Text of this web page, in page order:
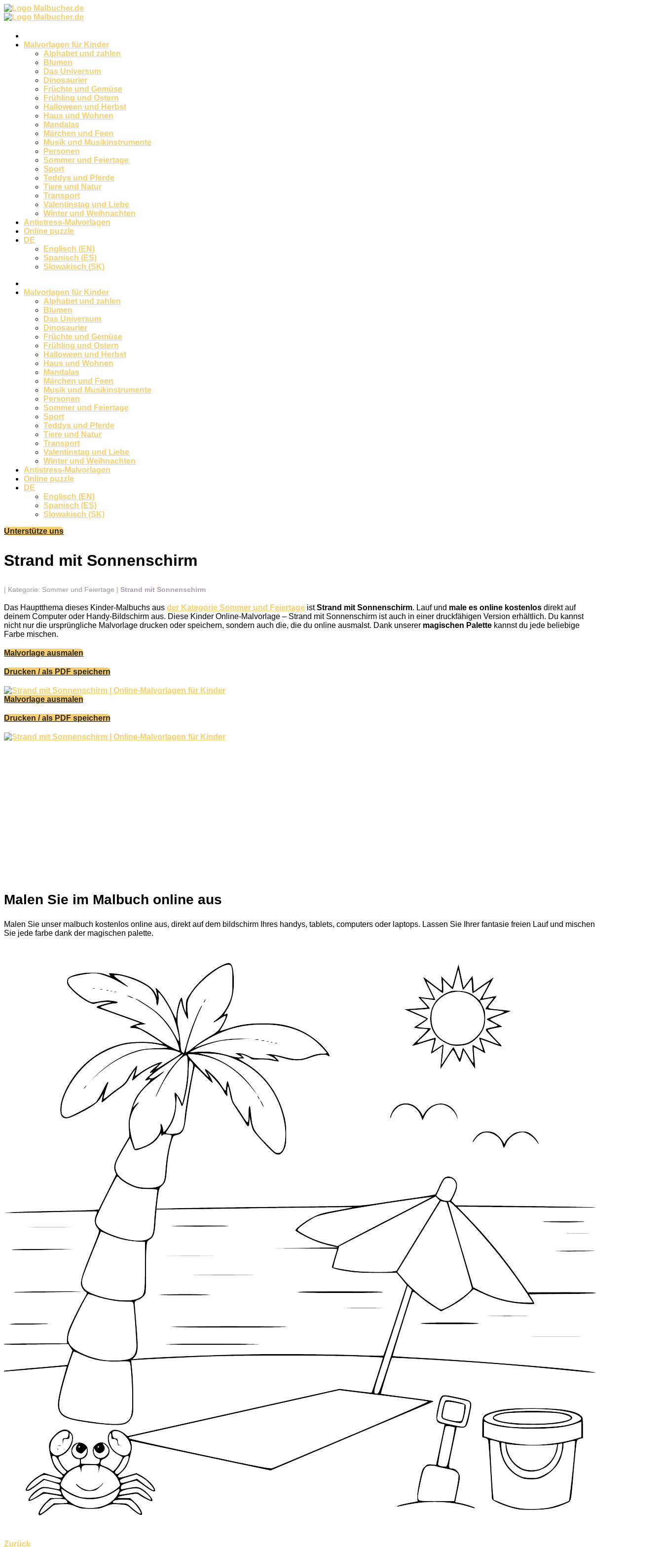
Zum
Inhalt
Malvorlagen für Kinder
Alphabet und zahlen
Blumen
Das Universum
Dinosaurier
Früchte und Gemüse
Frühling und Ostern
Halloween und Herbst
Haus und Wohnen
Mandalas
Märchen und Feen
Musik und Musikinstrumente
Personen
Sommer und Feiertage
Sport
Teddys und Pferde
Tiere und Natur
Transport
Valentinstag und Liebe
Winter und Weihnachten
Antistress-Malvorlagen
Online puzzle
DE
Englisch (EN)
Spanisch (ES)
Slowakisch (SK)
Malvorlagen für Kinder
Alphabet und zahlen
Blumen
Das Universum
Dinosaurier
Früchte und Gemüse
Frühling und Ostern
Halloween und Herbst
Haus und Wohnen
Mandalas
Märchen und Feen
Musik und Musikinstrumente
Personen
Sommer und Feiertage
Sport
Teddys und Pferde
Tiere und Natur
Transport
Valentinstag und Liebe
Winter und Weihnachten
Antistress-Malvorlagen
Online puzzle
DE
Englisch (EN)
Spanisch (ES)
Slowakisch (SK)
Unterstütze uns
Strand mit Sonnenschirm
| Kategorie: Sommer und Feiertage | Strand mit Sonnenschirm
Das Hauptthema dieses Kinder-Malbuchs aus der Kategorie Sommer und Feiertage istStrand mit Sonnenschirm. Lauf und male es online kostenlos direkt auf
deinem Computer oder Handy-Bildschirm aus. Diese Kinder Online-Malvorlage – Strand mit Sonnenschirm ist auch in einer druckfähigen Version erhältlich. Du kannst
nicht nur die ursprüngliche Malvorlage drucken oder speichern, sondern auch die, die du online ausmalst. Dank unserer magischen Palette kannst du jede beliebige
Farbe mischen.
Malvorlage ausmalen
Drucken / als PDF speichern
Malvorlage ausmalen
Drucken / als PDF speichern
Malen Sie im Malbuch online aus
Malen Sie unser malbuch kostenlos online aus, direkt auf dem bildschirm Ihres handys, tablets, computers oder laptops. Lassen Sie Ihrer fantasie freien Lauf und mischen
Sie jede farbe dank der magischen palette.
Zurück